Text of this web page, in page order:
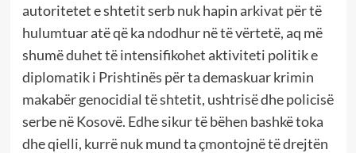
autoritetet e shtetit serb nuk hapin arkivat për të
hulumtuar atë që ka ndodhur në të vërtetë, aq më
shumë duhet të intensifikohet aktiviteti politik e
diplomatik i Prishtinës për ta demaskuar krimin
makabër genocidial të shtetit, ushtrisë dhe policisë
serbe në Kosovë. Edhe sikur të bëhen bashkë toka
dhe qielli, kurrë nuk mund ta çmontojnë të drejtën